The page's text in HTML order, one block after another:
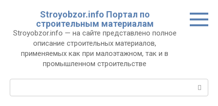
Stroyobzor.info Портал по
строительным материалам
Stroyobzor.info — на сайте представлено полное
описание строительных материалов,
применяемых как при малоэтажном, так и в
промышленном строительстве
Поиск: